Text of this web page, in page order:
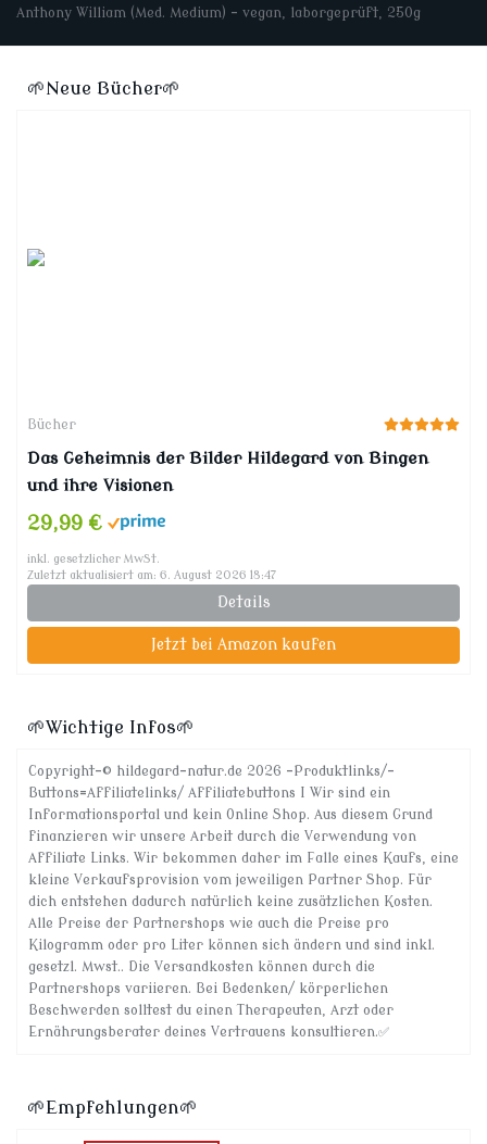
Anthony William (Med. Medium) – vegan, laborgeprüft, 250g
🌱Neue Bücher🌱
Bücher
Das Geheimnis der Bilder Hildegard von Bingen
und ihre Visionen
29,99 €
inkl. gesetzlicher MwSt.
Zuletzt aktualisiert am: 6. August 2026 18:47
Details
Jetzt bei Amazon kaufen
🌱Wichtige Infos🌱
Copyright-© hildegard-natur.de 2026 -Produktlinks/-
Buttons=Affiliatelinks/ Affiliatebuttons I Wir sind ein
Informationsportal und kein Online Shop. Aus diesem Grund
finanzieren wir unsere Arbeit durch die Verwendung von
Affiliate Links. Wir bekommen daher im Falle eines Kaufs, eine
kleine Verkaufsprovision vom jeweiligen Partner Shop. Für
dich entstehen dadurch natürlich keine zusätzlichen Kosten.
Alle Preise der Partnershops wie auch die Preise pro
Kilogramm oder pro Liter können sich ändern und sind inkl.
gesetzl. Mwst.. Die Versandkosten können durch die
Partnershops variieren. Bei Bedenken/ körperlichen
Beschwerden solltest du einen Therapeuten, Arzt oder
Ernährungsberater deines Vertrauens konsultieren.✅
🌱Empfehlungen🌱